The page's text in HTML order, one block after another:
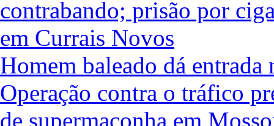
contrabando; prisão por
em Currais Novos
Homem baleado dá
Operação contra o tráfico
de supermaconha em